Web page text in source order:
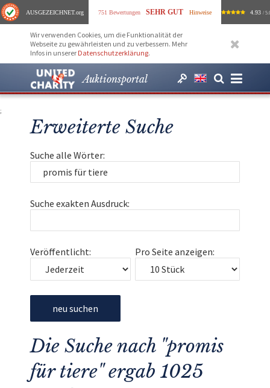
AUSGEZEICHNET.org 751 Bewertungen SEHR GUT Hinweise 4.93 /
Wir verwenden Cookies, um die Funktionalität der
Webseite zu gewährleisten und zu verbessern. Mehr
Infos in unserer Datenschutzerklärung.
Auktionsportal
;
Erweiterte Suche
Suche alle Wörter:
Suche exakten Ausdruck:
Veröffentlicht: Pro Seite anzeigen:
neu suchen
Die Suche nach "promis
für tiere" ergab 1025